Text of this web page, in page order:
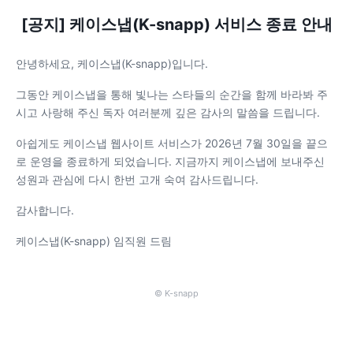
[공지] 케이스냅(K-snapp) 서비스 종료 안내
안녕하세요, 케이스냅(K-snapp)입니다.
그동안 케이스냅을 통해 빛나는 스타들의 순간을 함께 바라봐 주
시고 사랑해 주신 독자 여러분께 깊은 감사의 말씀을 드립니다.
아쉽게도 케이스냅 웹사이트 서비스가 2026년 7월 30일을 끝으
로 운영을 종료하게 되었습니다. 지금까지 케이스냅에 보내주신
성원과 관심에 다시 한번 고개 숙여 감사드립니다.
감사합니다.
케이스냅(K-snapp) 임직원 드림
© K-snapp